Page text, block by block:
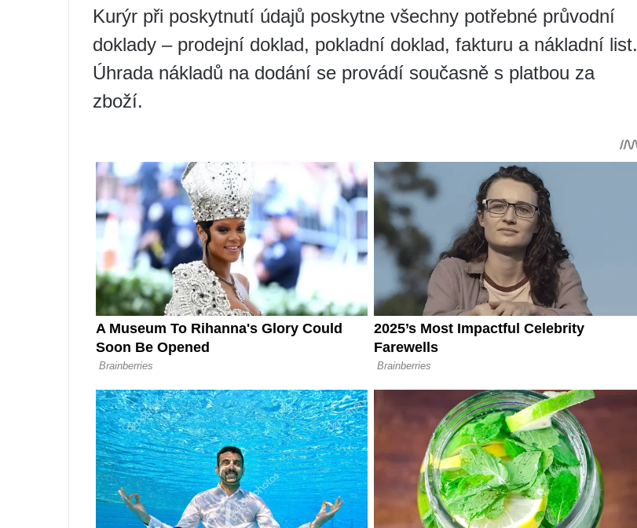
Kurýr při poskytnutí údajů poskytne všechny potřebné průvodní
doklady – prodejní doklad, pokladní doklad, fakturu a nákladní list.
Úhrada nákladů na dodání se provádí současně s platbou za
zboží.